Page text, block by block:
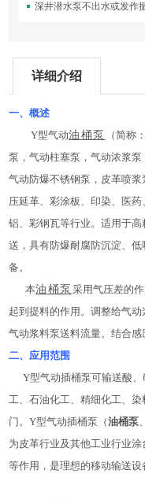
深井潜水泵不出水或发作
详细介绍
一、概述
Y型气动油桶泵
（简称
泵，气动柱塞泵，气动浓浆
气动防爆不锈钢泵，皮革喷浆
压延革、彩涂板、印染、医
铝、彩钢瓦等行业。适用于
送，具有防爆耐腐防沉淀、
备。
本油桶泵 采用气压差的
起到提料的作用。调整给气
气动浆料泵送料流量。结合感
二、应用范围
Y型气动插桶泵可输送酸、
工、石油化工、精细化工、
门。Y型气动插桶泵（油桶泵
为皮革行业及其他工业行业
等作用，是理想的移动输送设